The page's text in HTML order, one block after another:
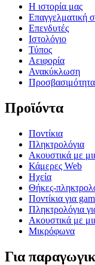
Η ιστορία μας
Επαγγελματική
Επενδυτές
Ιστολόγιο
Τύπος
Αειφορία
Ανακύκλωση
Προσβασιμότητα
Προϊόντα
Ποντίκια
Πληκτρολόγια
Ακουστικά με
Κάμερες Web
Ηχεία
Θήκες-
Ποντίκια για
Πληκτρολόγια
Ακουστικά με
Μικρόφωνα
Για